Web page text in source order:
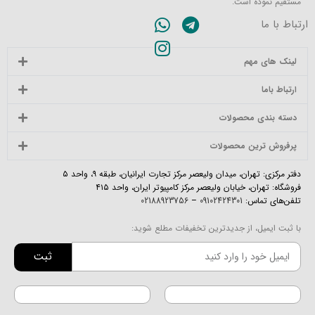
ارتباط با ما
لینک های مهم
ارتباط باما
دسته بندی محصولات
پرفروش ترین محصولات
دفتر مرکزی: تهران، میدان ولیعصر مرکز تجارت ایرانیان، طبقه ۹، واحد ۵
فروشگاه: تهران، خیابان ولیعصر مرکز کامپیوتر ایران، واحد ۴۱۵
تلفن‌های تماس: 09102424301
–
02188923756
با ثبت ایمیل، از جدیدترین تخفیفات مطلع شوید:
ثبت